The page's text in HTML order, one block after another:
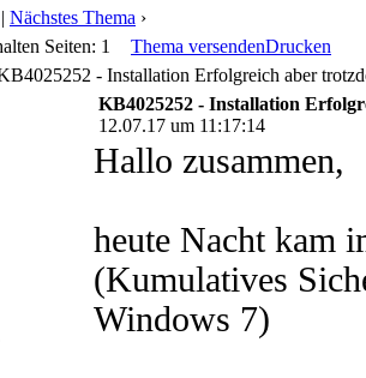
| Nächstes Thema ›
Seiten: 1
Thema versendenDrucken
- Installation Erfolgreich aber
KB4025252 - Installation
12.07.17 um 11:17:14
Hallo zusammen,
heute Nacht kam
(Kumulatives
Windows 7)